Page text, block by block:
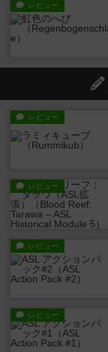
レビュー
レビュー
レビュー
レビュー
レビュー